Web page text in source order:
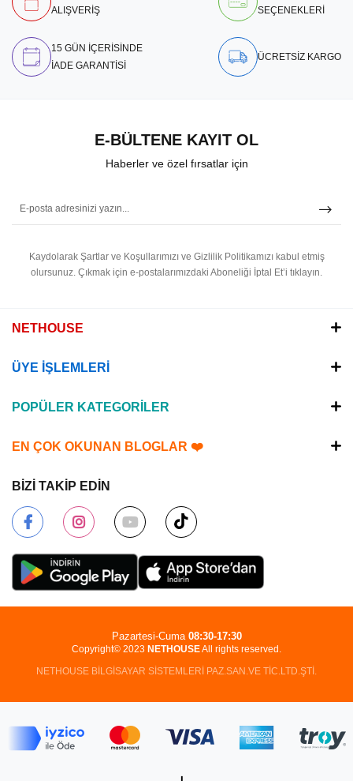
ALIŞVERİŞ
SEÇENEKLERİ
15 GÜN İÇERİSİNDE
İADE GARANTİSİ
ÜCRETSİZ KARGO
E-BÜLTENE KAYIT OL
Haberler ve özel fırsatlar için
Kaydolarak Şartlar ve Koşullarımızı ve Gizlilik Politikamızı kabul etmiş
olursunuz. Çıkmak için e-postalarımızdaki Aboneliği İptal Et’i tıklayın.
NETHOUSE
ÜYE İŞLEMLERİ
POPÜLER KATEGORİLER
EN ÇOK OKUNAN BLOGLAR ❤️
BİZİ TAKİP EDİN
Copyright© 2023 NETHOUSEAll rights reserved.
NETHOUSE BİLGİSAYAR SİSTEMLERİ PAZ.SAN.VE TİC.LTD.ŞTİ.
Pazartesi-Cuma 08:30-17:30